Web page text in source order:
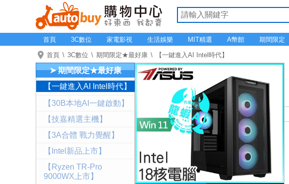
首頁 3C數位 家電影視 生活娛樂 MIT精選 A幣館 期間限定
首頁 3C數位 期間限定★最好康 【一鍵進入AI Intel時代】
➤ 期間限定★最好康
【一鍵進入AI Intel時代】
【30B本地AI一鍵啟動】
【技嘉精選主機】
【3A合體 戰力覺醒】
【Intel新品上市】
【Ryzen TR-Pro
9000WX上市】